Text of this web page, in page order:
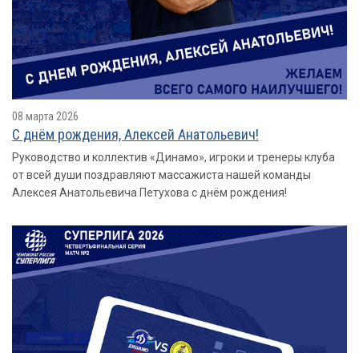
08 марта 2026
С днём рождения, Алексей Анатольевич!
Руководство и коллектив «Динамо», игроки и тренеры клуба
от всей души поздравляют массажиста нашей команды
Алексея Анатольевича Петухова с днём рождения!